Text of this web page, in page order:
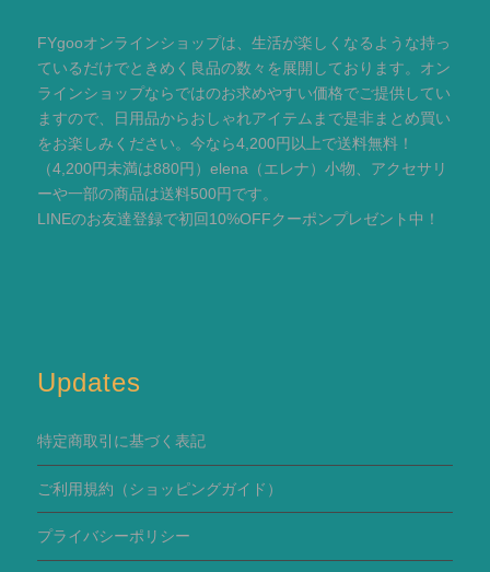
FYgooオンラインショップは、生活が楽しくなるような持っ
ているだけでときめく良品の数々を展開しております。オン
ラインショップならではのお求めやすい価格でご提供してい
ますので、日用品からおしゃれアイテムまで是非まとめ買い
をお楽しみください。今なら4,200円以上で送料無料！
（4,200円未満は880円）elena（エレナ）小物、アクセサリ
ーや一部の商品は送料500円です。
LINEのお友達登録で初回10%OFFクーポンプレゼント中！
Updates
特定商取引に基づく表記
ご利用規約 （ショッピングガイド）
プライバシーポリシー